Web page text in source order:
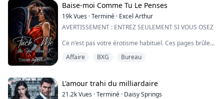
Une nuit. C'est tout ce que ça devait être.
Ma...
Baise-moi Comme Tu Le Penses
19kVues ·Terminé · Excel Arthur
AVERTISSEMENT : ENTREZ SEULEMENT SI VOUS OSEZ
Ce n'est pas votre érotisme habituel. Ces pages brûlent
collection de désirs tabous—sombres, décadents et
alors que chaque histoire tordue dévoile des couches
de luxure et de dépravation. Pas pour...
Affaire BXG Bureau
L'amour trahi du milliardaire
21.2kVues ·Terminé · Daisy Springs